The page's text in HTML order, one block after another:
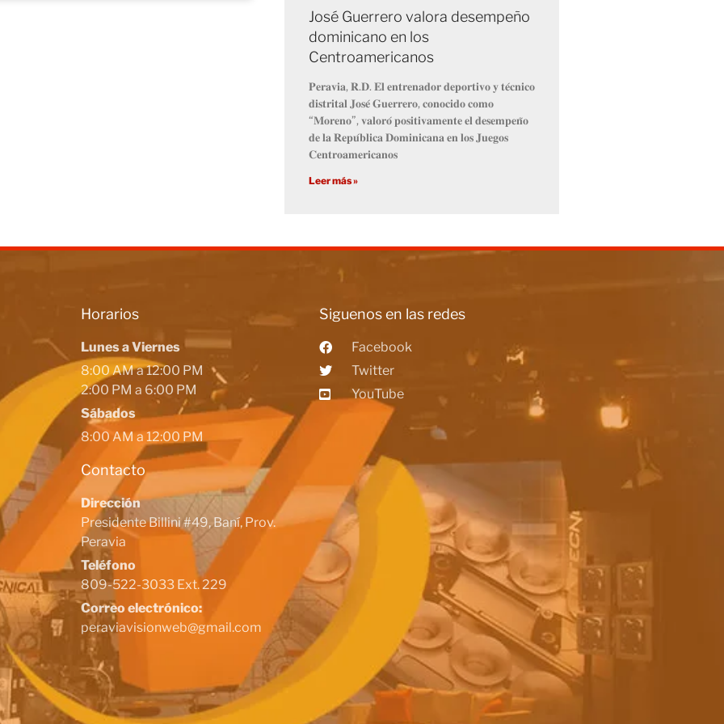
José Guerrero valora desempeño
dominicano en los
Centroamericanos
𝐏𝐞𝐫𝐚𝐯𝐢𝐚, 𝐑.𝐃. 𝐄𝐥 𝐞𝐧𝐭𝐫𝐞𝐧𝐚𝐝𝐨𝐫 𝐝𝐞𝐩𝐨𝐫𝐭𝐢𝐯𝐨 𝐲 𝐭𝐞́𝐜𝐧𝐢𝐜𝐨
𝐝𝐢𝐬𝐭𝐫𝐢𝐭𝐚𝐥 𝐉𝐨𝐬𝐞́ 𝐆𝐮𝐞𝐫𝐫𝐞𝐫𝐨, 𝐜𝐨𝐧𝐨𝐜𝐢𝐝𝐨 𝐜𝐨𝐦𝐨
“𝐌𝐨𝐫𝐞𝐧𝐨”, 𝐯𝐚𝐥𝐨𝐫𝐨́ 𝐩𝐨𝐬𝐢𝐭𝐢𝐯𝐚𝐦𝐞𝐧𝐭𝐞 𝐞𝐥 𝐝𝐞𝐬𝐞𝐦𝐩𝐞𝐧̃𝐨
𝐝𝐞 𝐥𝐚 𝐑𝐞𝐩𝐮́𝐛𝐥𝐢𝐜𝐚 𝐃𝐨𝐦𝐢𝐧𝐢𝐜𝐚𝐧𝐚 𝐞𝐧 𝐥𝐨𝐬 𝐉𝐮𝐞𝐠𝐨𝐬
𝐂𝐞𝐧𝐭𝐫𝐨𝐚𝐦𝐞𝐫𝐢𝐜𝐚𝐧𝐨𝐬
Leer más »
Horarios
Lunes a Viernes
8:00 AM a 12:00 PM
2:00 PM a 6:00 PM
Sábados
8:00 AM a 12:00 PM
Contacto
Dirección
Presidente Billini #49, Baní, Prov.
Peravia
Teléfono
809-522-3033 Ext. 229
Correo electrónico:
peraviavisionweb@gmail.com
Siguenos en las redes
Facebook
Twitter
YouTube